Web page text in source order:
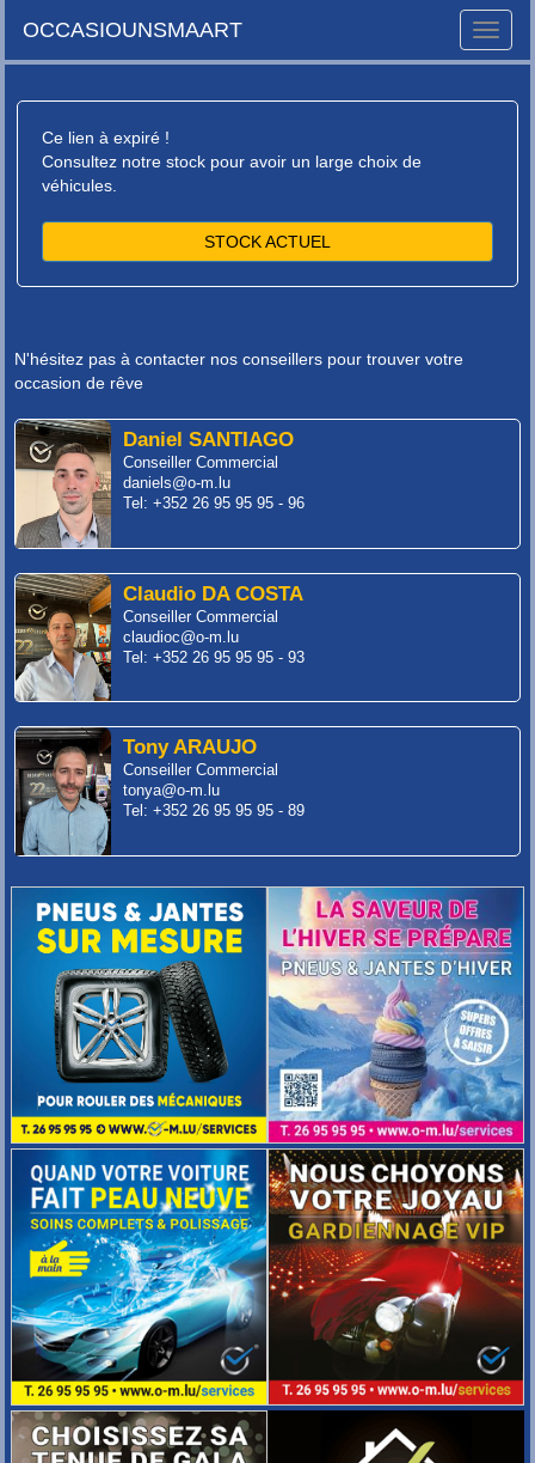
Toggle
OCCASIOUNSMAART
Ce lien à expiré !
Consultez notre stock pour avoir un large choix de
véhicules.
STOCK ACTUEL
N'hésitez pas à contacter nos conseillers pour trouver votre
occasion de rêve
Daniel SANTIAGO
Conseiller Commercial
daniels@o-m.lu
Tel: +352 26 95 95 95 - 96
Claudio DA COSTA
Conseiller Commercial
claudioc@o-m.lu
Tel: +352 26 95 95 95 - 93
Tony ARAUJO
Conseiller Commercial
tonya@o-m.lu
Tel: +352 26 95 95 95 - 89